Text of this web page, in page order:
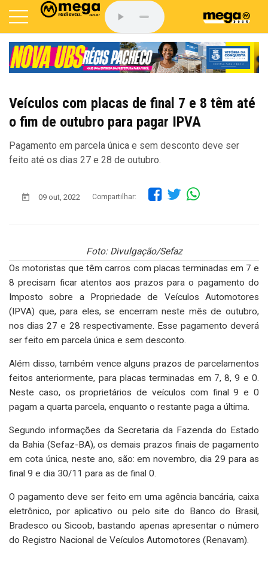
Veículos com placas de final 7 e 8 têm até
o fim de outubro para pagar IPVA
Pagamento em parcela única e sem desconto deve ser
feito até os dias 27 e 28 de outubro.
09 out, 2022 Compartilhar:
Foto: Divulgação/Sefaz
Os motoristas que têm carros com placas terminadas em 7 e
8 precisam ficar atentos aos prazos para o pagamento do
Imposto sobre a Propriedade de Veículos Automotores
(IPVA) que, para eles, se encerram neste mês de outubro,
nos dias 27 e 28 respectivamente. Esse pagamento deverá
ser feito em parcela única e sem desconto.
Além disso, também vence alguns prazos de parcelamentos
feitos anteriormente, para placas terminadas em 7, 8, 9 e 0.
Neste caso, os proprietários de veículos com final 9 e 0
pagam a quarta parcela, enquanto o restante paga a última.
Segundo informações da Secretaria da Fazenda do Estado
da Bahia (Sefaz-BA), os demais prazos finais de pagamento
em cota única, neste ano, são: em novembro, dia 29 para as
final 9 e dia 30/11 para as de final 0.
O pagamento deve ser feito em uma agência bancária, caixa
eletrônico, por aplicativo ou pelo site do Banco do Brasil,
Bradesco ou Sicoob, bastando apenas apresentar o número
do Registro Nacional de Veículos Automotores (Renavam).